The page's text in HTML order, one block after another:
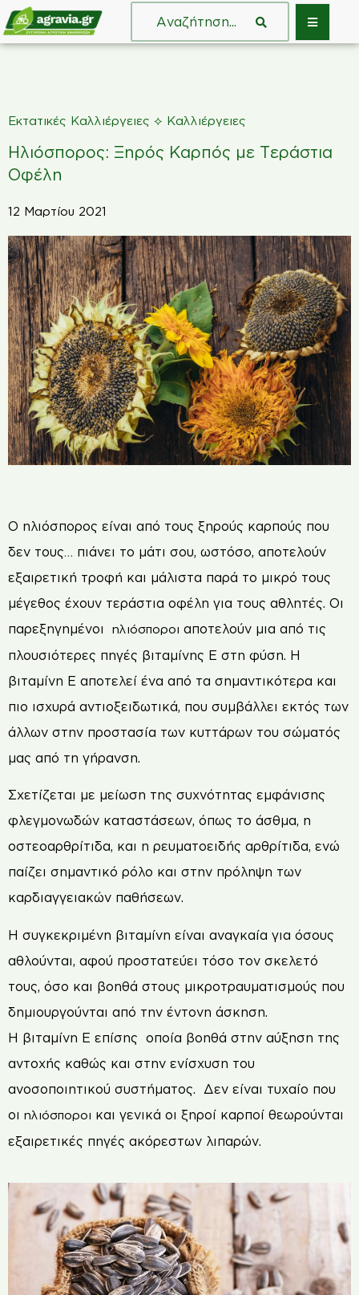
Εκτατικές Καλλιέργειες ⟡ Καλλιέργειες
Ηλιόσπορος: Ξηρός Καρπός με Τεράστια
Οφέλη
12 Μαρτίου 2021
Ο ηλιόσπορος είναι από τους ξηρούς καρπούς που
δεν τους… πιάνει το μάτι σου, ωστόσο, αποτελούν
εξαιρετική τροφή και μάλιστα παρά το μικρό τους
μέγεθος έχουν τεράστια οφέλη για τους αθλητές. Οι
παρεξηγημένοι ηλιόσποροι αποτελούν μια από τις
πλουσιότερες πηγές βιταμίνης Ε στη φύση. Η
βιταμίνη Ε αποτελεί ένα από τα σημαντικότερα και
πιο ισχυρά αντιοξειδωτικά, που συμβάλλει εκτός των
άλλων στην προστασία των κυττάρων του σώματός
μας από τη γήρανση.
Σχετίζεται με μείωση της συχνότητας εμφάνισης
φλεγμονωδών καταστάσεων, όπως το άσθμα, η
οστεοαρθρίτιδα, και η ρευματοειδής αρθρίτιδα, ενώ
παίζει σημαντικό ρόλο και στην πρόληψη των
καρδιαγγειακών παθήσεων.
Η συγκεκριμένη βιταμίνη είναι αναγκαία για όσους
αθλούνται, αφού προστατεύει τόσο τον σκελετό
τους, όσο και βοηθά στους μικροτραυματισμούς που
δημιουργούνται από την έντονη άσκηση.
Η βιταμίνη Ε επίσης οποία βοηθά στην αύξηση της
αντοχής καθώς και στην ενίσχυση του
ανοσοποιητικού συστήματος. Δεν είναι τυχαίο που
οι ηλιόσποροι και γενικά οι ξηροί καρποί θεωρούνται
εξαιρετικές πηγές ακόρεστων λιπαρών.